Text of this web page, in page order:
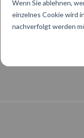
Wenn Sie ablehnen,
einzelnes Cookie wird
nachverfolgt werden